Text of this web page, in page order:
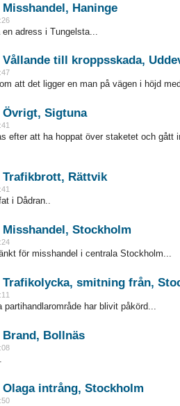
Haninge
adress i Tungelsta...
Vållande till kroppsskada,
att det ligger en man på vägen i höjd
Övrigt, Sigtuna
efter att ha hoppat över staketet och gått
Trafikbrott, Rättvik
i Dådran..
Stockholm
för misshandel i centrala Stockholm...
Trafikolycka, smitning från,
har blivit påkörd...
Brand, Bollnäs
Olaga intrång, Stockholm